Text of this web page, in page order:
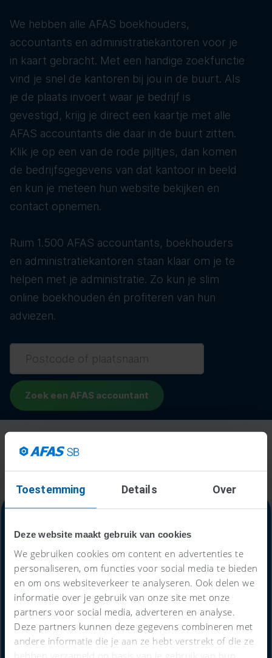
Toestemming Details Over
Deze website maakt gebruik van cookies
We gebruiken cookies om content en advertenties te
personaliseren, om functies voor social media te bieden
en om ons websiteverkeer te analyseren. Ook delen we
informatie over je gebruik van onze site met onze
partners voor social media, adverteren en analyse.
Deze partners kunnen deze gegevens combineren met
andere informatie die je aan ze hebt verstrekt of die ze
hebben verzameld op basis van je gebruik van hun
We hebben alle AFAS boekhouders,
accountants en administratiekantoren voor je
in kaart gebracht. Met een handige zoekfunctie
vind je snel de kantoren bij jou in de buurt. Als
je de plaats invoert waar je bedrijf is
gevestigd, krijg je direct een kaartje met alle
AFAS accountants die daar in de buurt zitten.
Klik je op een van de rode pijltjes, dan komen
de bedrijfsgegevens van dat kantoor in beeld
en kun je meteen hun website bekijken en
contact opnemen.
Ruim 1.500 AFAS accountants, boekhouders
en administratiekantoren staan klaar om je te
helpen met je administratie. Zo kun je slim
online boekhouden én profiteren van hun
adviezen.
Alles-in-één-prijs
€59
per maand